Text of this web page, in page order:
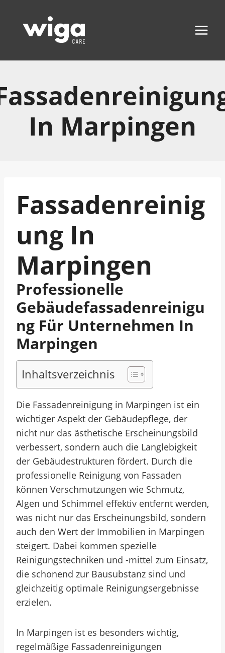
Inhalt
springen
In Marpingen
Fassadenreinig
Ung In
Marpingen
Professionelle
Gebäudefassadenreinigu
Ng Für Unternehmen In
Marpingen
Inhaltsverzeichnis
Die Fassadenreinigung in Marpingen ist ein
wichtiger Aspekt der Gebäudepflege, der
nicht nur das ästhetische Erscheinungsbild
verbessert, sondern auch die Langlebigkeit
der Gebäudestrukturen fördert. Durch die
professionelle Reinigung von Fassaden
können Verschmutzungen wie Schmutz,
Algen und Schimmel effektiv entfernt werden,
was nicht nur das Erscheinungsbild, sondern
auch den Wert der Immobilien in Marpingen
steigert. Dabei kommen spezielle
Reinigungstechniken und -mittel zum Einsatz,
die schonend zur Bausubstanz sind und
gleichzeitig optimale Reinigungsergebnisse
erzielen.
In Marpingen ist es besonders wichtig,
regelmäßige Fassadenreinigungen